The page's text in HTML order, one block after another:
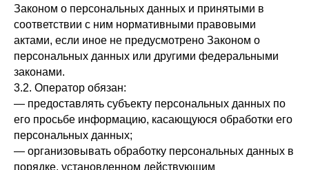
Законом о персональных данных и принятыми в
соответствии с ним нормативными правовыми
актами, если иное не предусмотрено Законом о
персональных данных или другими федеральными
законами.
3.2. Оператор обязан:
— предоставлять субъекту персональных данных по
его просьбе информацию, касающуюся обработки его
персональных данных;
— организовывать обработку персональных данных в
порядке, установленном действующим